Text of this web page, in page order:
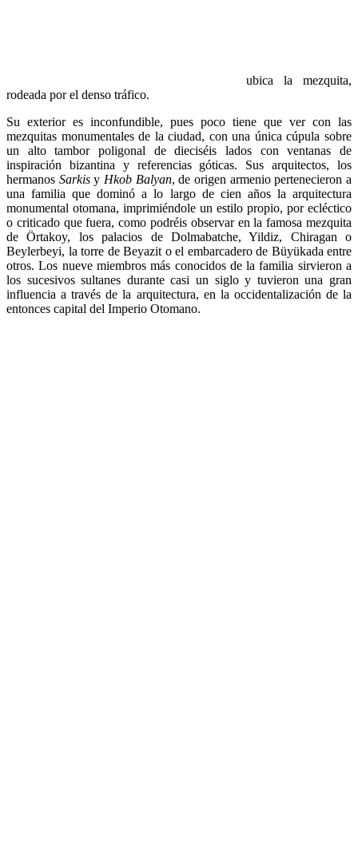
ubica la mezquita,
rodeada por el denso tráfico.
Su exterior es inconfundible, pues poco tiene que ver con las
mezquitas monumentales de la ciudad, con una única cúpula sobre
un alto tambor poligonal de dieciséis lados con ventanas de
inspiración bizantina y referencias góticas. Sus arquitectos, los
hermanos SarkisyHkob Balyan, de origen armenio pertenecieron a
una familia que dominó a lo largo de cien años la arquitectura
monumental otomana, imprimiéndole un estilo propio, por ecléctico
o criticado que fuera, como podréis observar en la famosa mezquita
de Örtakoy, los palacios de Dolmabatche, Yildiz, Chiragan o
Beylerbeyi, la torre de Beyazit o el embarcadero de Büyükada entre
otros. Los nueve miembros más conocidos de la familia sirvieron a
los sucesivos sultanes durante casi un siglo y tuvieron una gran
influencia a través de la arquitectura, en la occidentalización de la
entonces capital del Imperio Otomano.